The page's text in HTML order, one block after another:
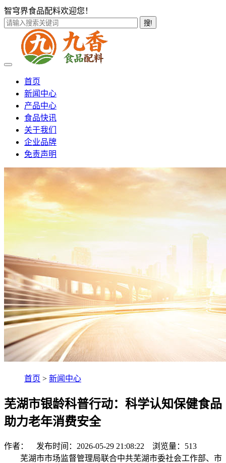
智穹界食品配料欢迎您！
搜!
首页
新闻中心
产品中心
食品快讯
关于我们
企业品牌
免责声明
首页 > 新闻中心
芜湖市银龄科普行动：科学认知保健食品
助力老年消费安全
作者： 发布时间：2026-05-29 21:08:22 浏览量： 513
芜湖市市场监督管理局联合中共芜湖市委社会工作部、市